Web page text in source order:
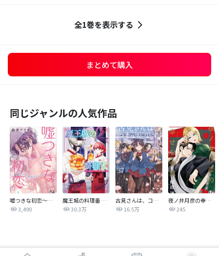
全1巻を表示する
まとめて購入
同じジャンルの人気作品
嘘つきな初恋～王子様はドSホスト～
3,490
魔王城の料理番 〜コワモテ魔族ばかりだけど、ホワイトな職場です〜
30.3万
古見さんは、コミュ症です。
16.5万
夜ノ井月彦の幸せな地獄
245